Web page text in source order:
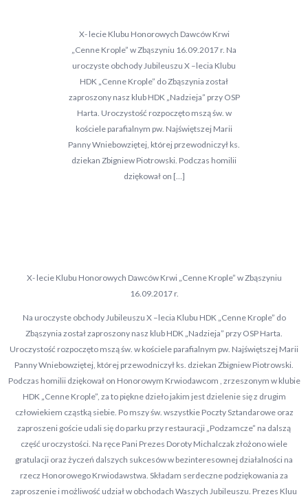
X- lecie Klubu Honorowych Dawców Krwi
„Cenne Krople” w Zbąszyniu 16.09.2017 r. Na
uroczyste obchody Jubileuszu X –lecia Klubu
HDK „Cenne Krople” do Zbąszynia został
zaproszony nasz klub HDK „Nadzieja” przy OSP
Harta. Uroczystość rozpoczęto mszą św. w
kościele parafialnym pw. Najświętszej Marii
Panny Wniebowziętej, której przewodniczył ks.
dziekan Zbigniew Piotrowski. Podczas homilii
dziękował on […]
X- lecie Klubu Honorowych Dawców Krwi „Cenne Krople” w Zbąszyniu
16.09.2017 r.
Na uroczyste obchody Jubileuszu X –lecia Klubu HDK „Cenne Krople” do
Zbąszynia został zaproszony nasz klub HDK „Nadzieja” przy OSP Harta.
Uroczystość rozpoczęto mszą św. w kościele parafialnym pw. Najświętszej Marii
Panny Wniebowziętej, której przewodniczył ks. dziekan Zbigniew Piotrowski.
Podczas homilii dziękował on Honorowym Krwiodawcom , zrzeszonym w klubie
HDK „Cenne Krople”, za to piękne dzieło jakim jest dzielenie się z drugim
człowiekiem cząstką siebie. Po mszy św. wszystkie Poczty Sztandarowe oraz
zaproszeni goście udali się do parku przy restauracji „Podzamcze” na dalszą
część uroczystości. Na ręce Pani Prezes Doroty Michalczak złożono wiele
gratulacji oraz życzeń dalszych sukcesów w bezinteresownej działalności na
rzecz Honorowego Krwiodawstwa. Składam serdeczne podziękowania za
zaproszenie i możliwość udział w obchodach Waszych Jubileuszu. Prezes Kluu